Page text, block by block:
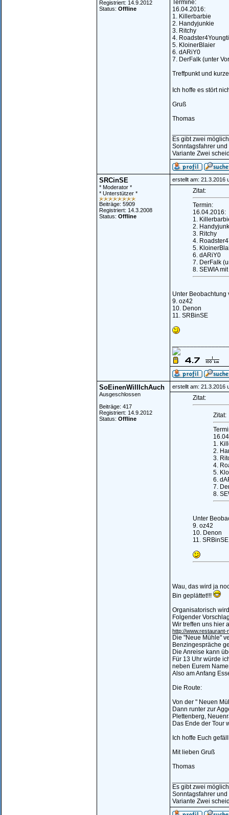
Registriert: 14.9.2012
Status: Offline
Termine:
16.04.2016:
1. Killerbarbie
2. Handyjunkie
3. Ritchy
4.
5. KloinerBlaier
6. dARiY0
7. DerFalk (unter
Treffpunkt und
Ich hoffe es stört
Gruß
Thomas
Es gibt zwei
Sonntagsfahrer und
Variante Zwei
SRCinSE
* Moderator *
* Unterstützer *
Beiträge: 5909
Registriert: 14.3.2008
Status: Offline
erstellt am: 21.3.2016
Zitat:
Termin:
16.04.2016:
1.
2.
3. Ritchy
4.
5.
6. dARiY0
7. DerFalk
8. SEWIA
Unter Beobachtung
9. oz42
10. Denon
11. SRBinSE
SoEinenWillIchAuch
Ausgeschlossen
Beiträge: 417
Registriert: 14.9.2012
Status: Offline
erstellt am: 21.3.2016
Zitat:
Zitat:
1.
2.
3.
4.
5.
6.
7.
8.
Unter
9. oz42
10. Denon
11. SRBinSE
Wau, das wird ja
Bin geplättet!!!
Organisatorisch
Folgender
Wir treffen uns hier
http://
Die "Neue Mühle"
Benzingespräche
Die Anreise kann
Für 13 Uhr würde
neben Eurem
Also am Anfang
Die Route:
Von der " Neuen
Dann runter zur
Plettenberg,
Das Ende der Tour
Ich hoffe Euch
Mit lieben Gruß
Thomas
Es gibt zwei
Sonntagsfahrer und
Variante Zwei